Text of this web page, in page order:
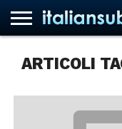
NEWS
ASCOLTI
RECENSIONI
INTERVISTE
CURIOSITÀ
CHI
CONTATTACI
FORUM
ITALIANSUBS
ARTICOLI